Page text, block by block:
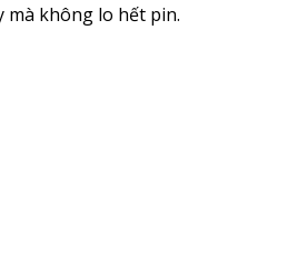
mà không lo hết pin.